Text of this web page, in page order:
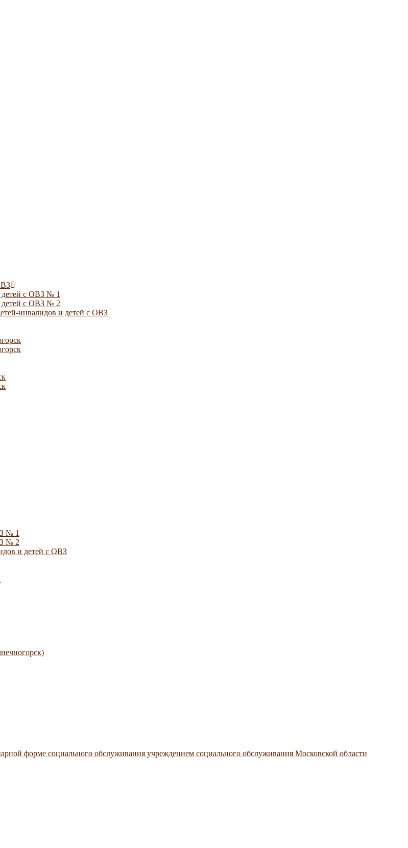
детей с ОВЗ № 1
детей с ОВЗ № 2
инвалидов и детей с ОВЗ
№ 1
№ 2
и детей с ОВЗ
форме социального обслуживания учреждением социального обслуживания Московской области